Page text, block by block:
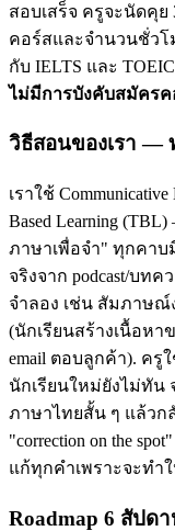
สอบเสร็จ ครูจะนัดคุ
คอร์สและจำนวนชั่วโ
กับ IELTS และ
ไม่มีการบังคับสมัครค
วิธีสอนของเรา —
เราใช้
Based Learning
ภาษาเพื่อจำ" ทุกคาบ
จริงจาก podcast/บท
จำลอง เช่น สัมภาษณ์ง
(นักเรียนสร้างเนื้อหา
email ตอบลูกค้า). ครู
นักเรียนใหม่ยังไม่ทัน
ภาษาไทยสั้น ๆ แล้วก
"correction on the
แก้ทุกคำเพราะจะทำ
Roadmap 6 สัปด